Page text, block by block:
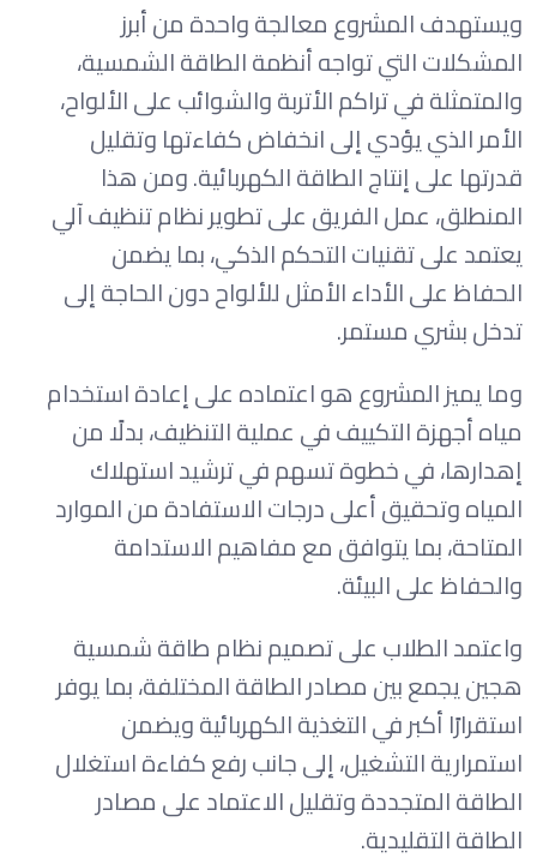
ويستهدف المشروع معالجة واحدة من أبرز
المشكلات التي تواجه أنظمة الطاقة الشمسية،
والمتمثلة في تراكم الأتربة والشوائب على الألواح،
الأمر الذي يؤدي إلى انخفاض كفاءتها وتقليل
قدرتها على إنتاج الطاقة الكهربائية. ومن هذا
المنطلق، عمل الفريق على تطوير نظام تنظيف آلي
يعتمد على تقنيات التحكم الذكي، بما يضمن
الحفاظ على الأداء الأمثل للألواح دون الحاجة إلى
تدخل بشري مستمر.
وما يميز المشروع هو اعتماده على إعادة استخدام
مياه أجهزة التكييف في عملية التنظيف، بدلًا من
إهدارها، في خطوة تسهم في ترشيد استهلاك
المياه وتحقيق أعلى درجات الاستفادة من الموارد
المتاحة، بما يتوافق مع مفاهيم الاستدامة
والحفاظ على البيئة.
واعتمد الطلاب على تصميم نظام طاقة شمسية
هجين يجمع بين مصادر الطاقة المختلفة، بما يوفر
استقرارًا أكبر في التغذية الكهربائية ويضمن
استمرارية التشغيل، إلى جانب رفع كفاءة استغلال
الطاقة المتجددة وتقليل الاعتماد على مصادر
الطاقة التقليدية.